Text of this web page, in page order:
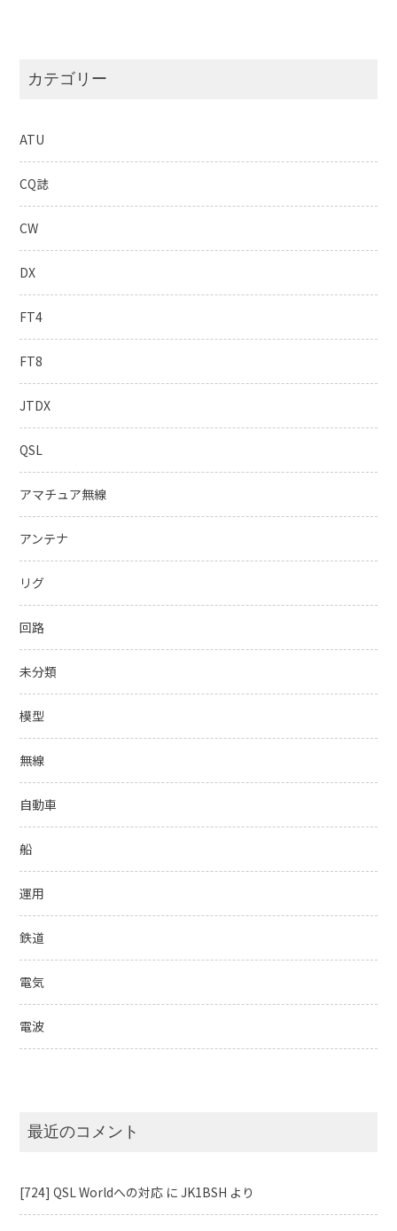
カテゴリー
ATU
CQ誌
CW
DX
FT4
FT8
JTDX
QSL
アマチュア無線
アンテナ
リグ
回路
未分類
模型
無線
自動車
船
運用
鉄道
電気
電波
最近のコメント
[724] QSL Worldへの対応 にJK1BSH より